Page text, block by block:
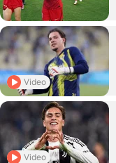
Video
Video